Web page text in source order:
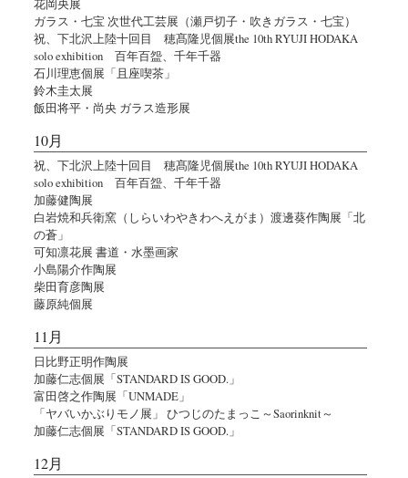
花岡央展
ガラス・七宝 次世代工芸展（瀬戸切子・吹きガラス・七宝）
祝、下北沢上陸十回目 穂髙隆児個展the 10th RYUJI HODAKA
solo exhibition 百年百盌、千年千器
石川理恵個展「且座喫茶」
鈴木圭太展
飯田将平・尚央 ガラス造形展
10月
祝、下北沢上陸十回目 穂髙隆児個展the 10th RYUJI HODAKA
solo exhibition 百年百盌、千年千器
加藤健陶展
白岩焼和兵衛窯（しらいわやきわへえがま）渡邊葵作陶展「北
の蒼」
可知凛花展 書道・水墨画家
小島陽介作陶展
柴田育彦陶展
藤原純個展
11月
日比野正明作陶展
加藤仁志個展「STANDARD IS GOOD.」
富田啓之作陶展「UNMADE」
「ヤバいかぶりモノ展」 ひつじのたまっこ～Saorinknit～
加藤仁志個展「STANDARD IS GOOD.」
12月